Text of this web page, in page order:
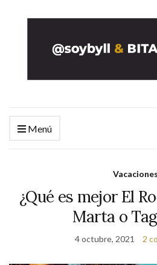
Menú
Vacaciones
¿Qué es mejor El
Marta o
4 octubre, 2021 2